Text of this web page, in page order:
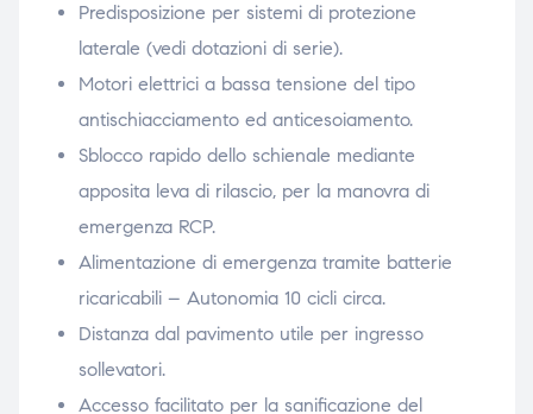
Predisposizione per sistemi di protezione
laterale (vedi dotazioni di serie).
Motori elettrici a bassa tensione del tipo
antischiacciamento ed anticesoiamento.
Sblocco rapido dello schienale mediante
apposita leva di rilascio, per la manovra di
emergenza RCP.
Alimentazione di emergenza tramite batterie
ricaricabili – Autonomia 10 cicli circa.
Distanza dal pavimento utile per ingresso
sollevatori.
Accesso facilitato per la sanificazione del